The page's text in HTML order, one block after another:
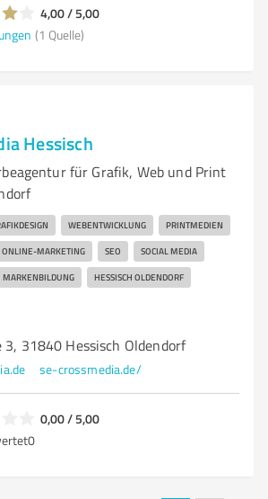
4,00 / 5,00
(1 Quelle)
Hessisch
für Grafik, Web und Print
WEBENTWICKLUNG PRINTMEDIEN
ONLINE-MARKETING SEO SOCIAL MEDIA
MARKENBILDUNG HESSISCH OLDENDORF
3, 31840 Hessisch Oldendorf
se-crossmedia.de/
0,00 / 5,00
0